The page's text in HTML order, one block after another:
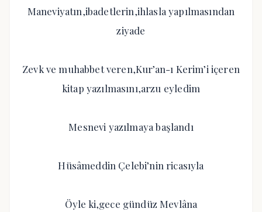
Maneviyatın,ibadetlerin,ihlasla yapılmasından
ziyade
Zevk ve muhabbet veren,Kur’an-ı Kerim’i içeren
kitap yazılmasını,arzu eyledim
Mesnevi yazılmaya başlandı
Hüsâmeddin Çelebi’nin ricasıyla
Öyle ki,gece gündüz Mevlâna